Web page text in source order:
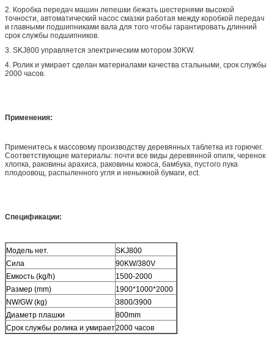
2. Коробка передач машин лепешки бежать шестернями высокой
точности, автоматический насос смазки работая между коробкой передач
и главными подшипниками вала для того чтобы гарантировать длинний
срок службы подшипников.
3. SKJ800 управляется электрическим мотором 30KW.
4. Ролик и умирает сделан материалами качества стальными, срок службы
2000 часов.
Применения:
Применитесь к массовому производству деревянных таблетка из горючег.
Соответствующие материалы: почти все виды деревянной опилк, черенок
хлопка, раковины арахиса, раковины кокоса, бамбука, пустого пука
плодоовощ, распыленного угля и неныжной бумаги, ect.
Спецификации:
Модель нет.
SKJ800
Сила
90KW/380V
Емкость (kg/h)
1500-2000
Размер (mm)
1900*1000*2000
NW/GW (kg)
3800/3900
Диаметр плашки
800mm
Срок службы ролика и умирает2000 часов